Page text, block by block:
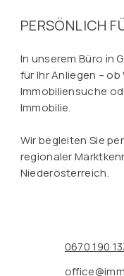
PERSÖNLICH
In unserem Büro in
für Ihr Anliegen –
Immobiliensuche
Immobilie.
Wir begleiten Sie
regionaler
Niederösterreich.
0670 190